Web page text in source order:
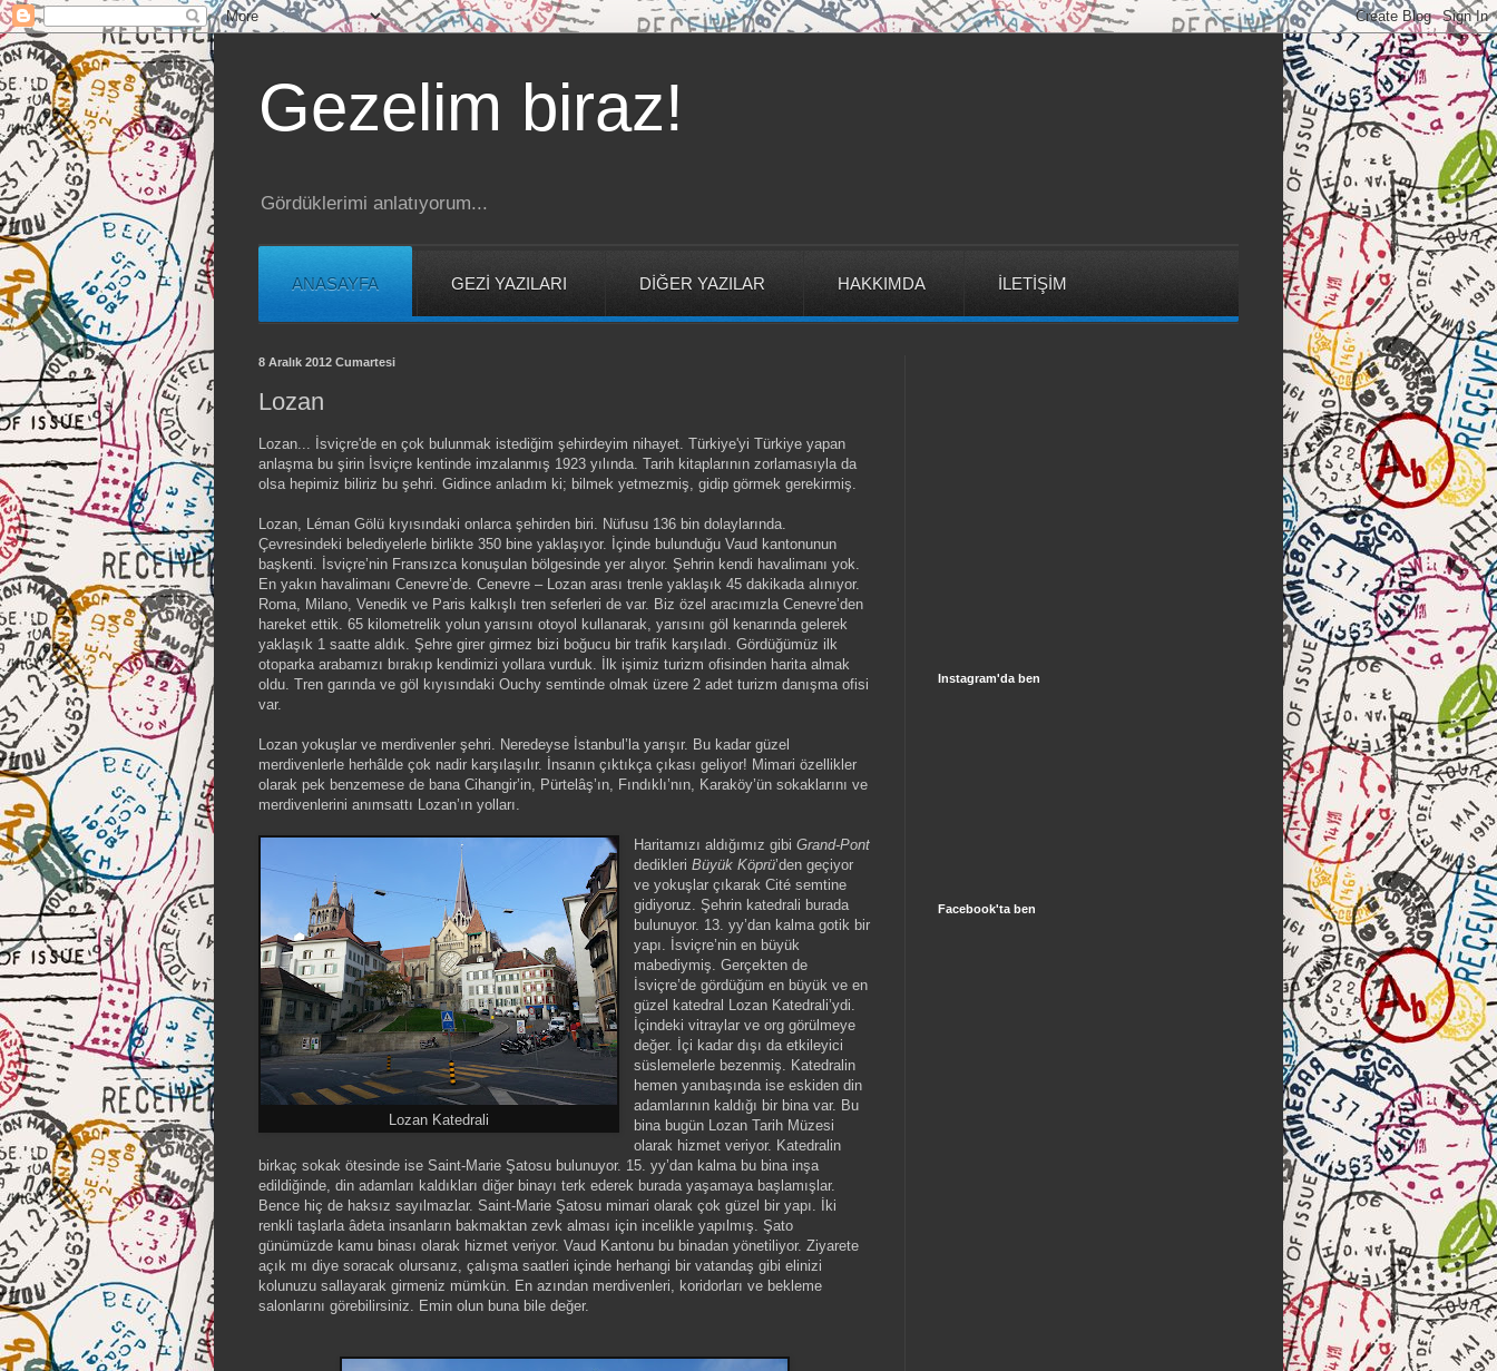
Gezelim biraz!
Gördüklerimi anlatıyorum...
ANASAYFA GEZİ YAZILARI DİĞER YAZILAR HAKKIMDA İLETİŞİM
8 Aralık 2012 Cumartesi
Lozan
Lozan... İsviçre'de en çok bulunmak istediğim şehirdeyim nihayet. Türkiye'yi Türkiye yapan
anlaşma bu şirin İsviçre kentinde imzalanmış 1923 yılında. Tarih kitaplarının zorlamasıyla da
olsa hepimiz biliriz bu şehri. Gidince anladım ki; bilmek yetmezmiş, gidip görmek gerekirmiş.
Lozan, Léman Gölü kıyısındaki onlarca şehirden biri. Nüfusu 136 bin dolaylarında.
Çevresindeki belediyelerle birlikte 350 bine yaklaşıyor. İçinde bulunduğu Vaud kantonunun
başkenti. İsviçre’nin Fransızca konuşulan bölgesinde yer alıyor. Şehrin kendi havalimanı yok.
En yakın havalimanı Cenevre’de. Cenevre – Lozan arası trenle yaklaşık 45 dakikada alınıyor.
Roma, Milano, Venedik ve Paris kalkışlı tren seferleri de var. Biz özel aracımızla Cenevre’den
hareket ettik. 65 kilometrelik yolun yarısını otoyol kullanarak, yarısını göl kenarında gelerek
yaklaşık 1 saatte aldık. Şehre girer girmez bizi boğucu bir trafik karşıladı. Gördüğümüz ilk
otoparka arabamızı bırakıp kendimizi yollara vurduk. İlk işimiz turizm ofisinden harita almak
oldu. Tren garında ve göl kıyısındaki Ouchy semtinde olmak üzere 2 adet turizm danışma ofisi
var.
Lozan yokuşlar ve merdivenler şehri. Neredeyse İstanbul’la yarışır. Bu kadar güzel
merdivenlerle herhâlde çok nadir karşılaşılır. İnsanın çıktıkça çıkası geliyor! Mimari özellikler
olarak pek benzemese de bana Cihangir’in, Pürtelâş’ın, Fındıklı’nın, Karaköy’ün sokaklarını ve
merdivenlerini anımsattı Lozan’ın yolları.
Lozan Katedrali
Haritamızı aldığımız gibiGrand-Pont
dedikleriBüyük Köprü’den geçiyor
ve yokuşlar çıkarak Cité semtine
gidiyoruz. Şehrin katedrali burada
bulunuyor. 13. yy’dan kalma gotik bir
yapı. İsviçre’nin en büyük
mabediymiş. Gerçekten de
İsviçre’de gördüğüm en büyük ve en
güzel katedral Lozan Katedrali’ydi.
İçindeki vitraylar ve org görülmeye
değer. İçi kadar dışı da etkileyici
süslemelerle bezenmiş. Katedralin
hemen yanıbaşında ise eskiden din
adamlarının kaldığı bir bina var. Bu
bina bugün Lozan Tarih Müzesi
olarak hizmet veriyor. Katedralin
birkaç sokak ötesinde ise Saint-Marie Şatosu bulunuyor. 15. yy’dan kalma bu bina inşa
edildiğinde, din adamları kaldıkları diğer binayı terk ederek burada yaşamaya başlamışlar.
Bence hiç de haksız sayılmazlar. Saint-Marie Şatosu mimari olarak çok güzel bir yapı. İki
renkli taşlarla âdeta insanların bakmaktan zevk alması için incelikle yapılmış. Şato
günümüzde kamu binası olarak hizmet veriyor. Vaud Kantonu bu binadan yönetiliyor. Ziyarete
açık mı diye soracak olursanız, çalışma saatleri içinde herhangi bir vatandaş gibi elinizi
kolunuzu sallayarak girmeniz mümkün. En azından merdivenleri, koridorları ve bekleme
salonlarını görebilirsiniz. Emin olun buna bile değer.
Instagram'da ben
Facebook'ta ben